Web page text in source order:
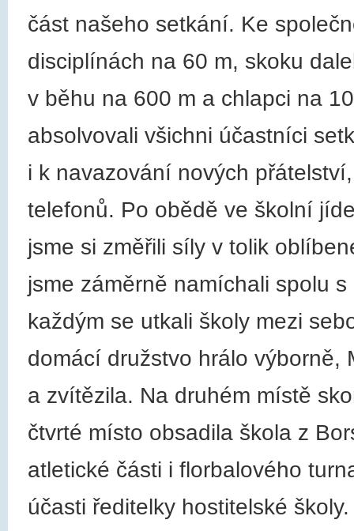
část našeho setkání. Ke
disciplínách na 60 m, skoku
v běhu na 600 m a chlapci na
absolvovali všichni účastníci
i k navazování nových
telefonů. Po obědě ve školní
jsme si změřili síly v tolik
jsme záměrně namíchali spolu
každým se utkali školy mezi
domácí družstvo hrálo
a zvítězila. Na druhém místě
čtvrté místo obsadila škola z
atletické části i florbalového
účasti ředitelky hostitelské